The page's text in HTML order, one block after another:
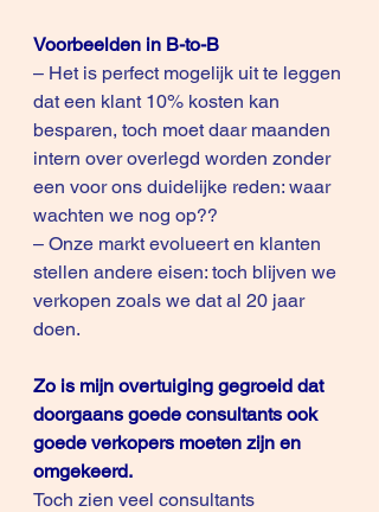
Voorbeelden in B-to-B
– Het is perfect mogelijk uit te leggen
dat een klant 10% kosten kan
besparen, toch moet daar maanden
intern over overlegd worden zonder
een voor ons duidelijke reden: waar
wachten we nog op??
– Onze markt evolueert en klanten
stellen andere eisen: toch blijven we
verkopen zoals we dat al 20 jaar
doen.
Zo is mijn overtuiging gegroeid dat
doorgaans goede consultants ook
goede verkopers moeten zijn en
omgekeerd.
Toch zien veel consultants